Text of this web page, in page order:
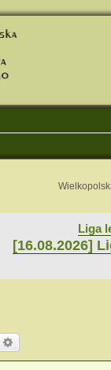
Liga
[16.08.2026]